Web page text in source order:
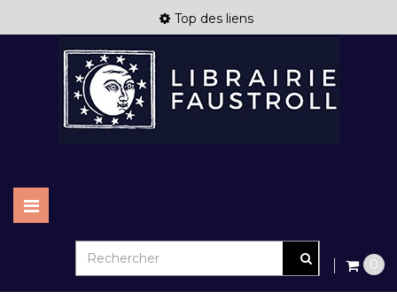
Top des liens
Basculer
la
navigation
0